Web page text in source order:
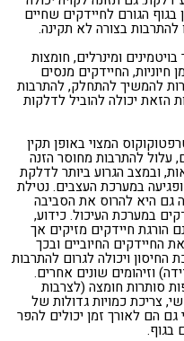
בגוף הגורם לחיידקים שחיים
להתרבות בצורה לא תקינה.
ומינרלים, חומצות
חיוניות, החיידקים מנסים
להמשיך להתחלק, להתרבות
הזאת יכולה להוביל לדלקות
המצוי באופן תקין
עלול להתרבות מחוסר הזנה
ובמצב הגרוע ביותר לדלקת
במערכת העצבים. נטילת
גם היא להרוס את הסביבה
במערכת העיכול. כידוע,
הורגת חיידקים מזיקים אך
החיידקים החיוביים ובכך
ויכולה לגרום להתרבות
וזיהומים שונים אחרים.
סותרות חומצה (לצרבות
צריכת כמויות גדולות של
גם הם לאורך זמן יכולים להפר
בגוף.